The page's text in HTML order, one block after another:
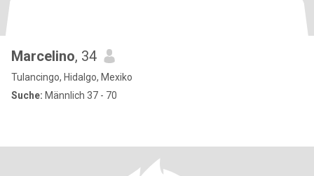
Marcelino, 34
Tulancingo, Hidalgo, Mexiko
Suche: Männlich 37 - 70